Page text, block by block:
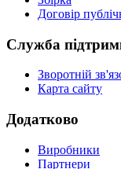
Договір
Служба
Зворотній
Карта сайту
Додатково
Виробники
Партнери